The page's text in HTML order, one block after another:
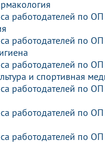
работодателей по
работодателей по
работодателей по
и спортивная
работодателей по
работодателей по
работодателей по